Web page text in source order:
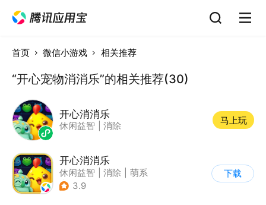
首页 微信小游戏 相关推荐
“开心宠物消消乐”的相关推荐(30)
开心消消乐
休闲益智 消除
马上玩
开心消消乐
休闲益智 消除
萌系
| 乐元素
3.9
下载